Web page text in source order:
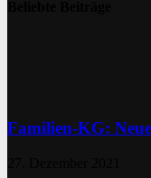
Familien-KG: